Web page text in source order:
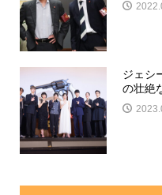
ジェシ
の壮絶